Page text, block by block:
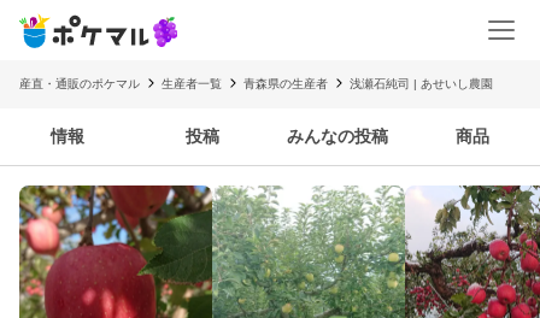
産直・通販のポケマル 生産者一覧 青森県の生産者 浅瀬石純司 | あせいし農園
情報 投稿 みんなの投稿 商品